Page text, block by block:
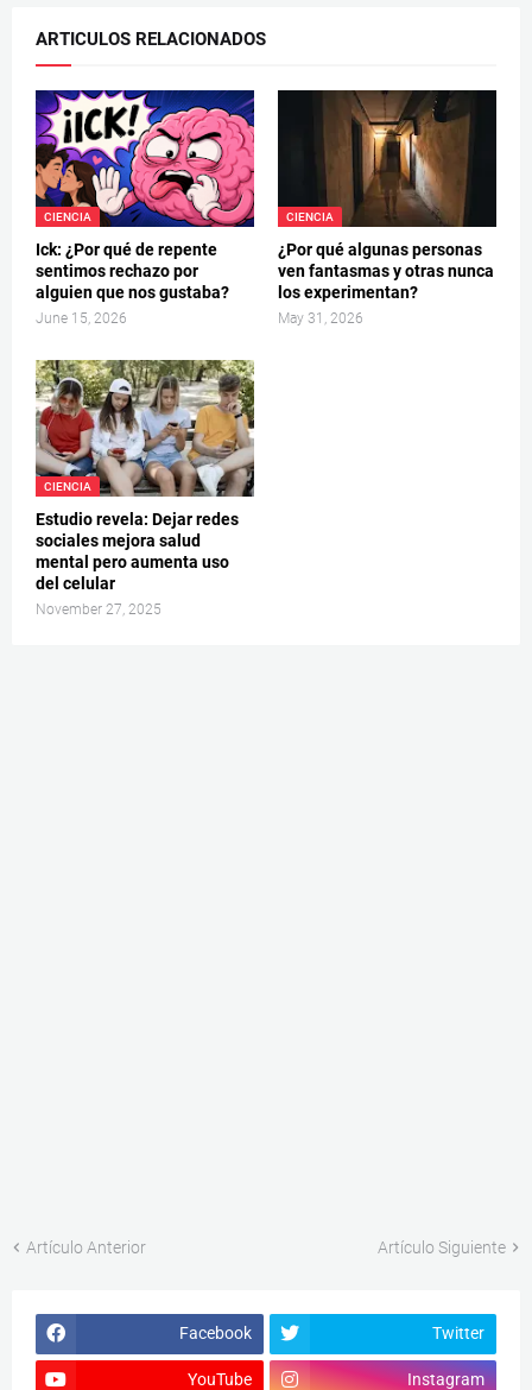
ARTICULOS RELACIONADOS
CIENCIA
Ick: ¿Por qué de repente
sentimos rechazo por
alguien que nos gustaba?
June 15, 2026
CIENCIA
¿Por qué algunas personas
ven fantasmas y otras nunca
los experimentan?
May 31, 2026
CIENCIA
Estudio revela: Dejar redes
sociales mejora salud
mental pero aumenta uso
del celular
November 27, 2025
Artículo Anterior Artículo Siguiente
Facebook Twitter
YouTube Instagram